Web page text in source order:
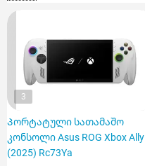
3
Პორტატული სათამაშო
კონსოლი Asus ROG Xbox Ally
(2025) Rc73Ya